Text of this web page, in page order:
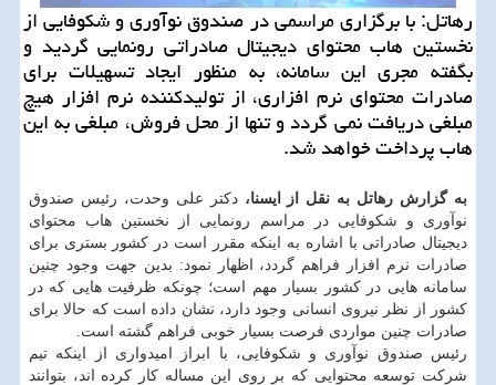
رهاتل: با برگزاری مراسمی در صندوق نوآوری و شكوفایی از
نخستین هاب محتوای دیجیتال صادراتی رونمایی گردید و
بگفته مجری این سامانه، به منظور ایجاد تسهیلات برای
صادرات محتوای نرم افزاری، از تولیدكننده نرم افزار هیچ
مبلغی دریافت نمی گردد و تنها از محل فروش، مبلغی به این
هاب پرداخت خواهد شد.
به گزارش رهاتل به نقل از ایسنا،دكتر علی وحدت، رئیس صندوق
نوآوری و شكوفایی در مراسم رونمایی از نخستین هاب محتوای
دیجیتال صادراتی با اشاره به اینكه مقرر است در كشور بستری برای
صادرات نرم افزار فراهم گردد، اظهار نمود: بدین جهت وجود چنین
سامانه هایی در كشور بسیار مهم است؛ چونكه ظرفیت هایی كه در
كشور از نظر نیروی انسانی وجود دارد، نشان داده است كه حالا برای
صادرات چنین مواردی فرصت بسیار خوبی فراهم گشته است.
رئیس صندوق نوآوری و شكوفایی، با ابراز امیدواری از اینكه تیم
شركت توسعه محتوایی كه بر روی این مساله كار كرده اند، بتوانند